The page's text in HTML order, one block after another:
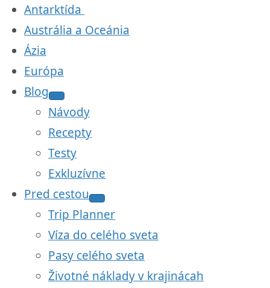
Antarktída
Austrália a Oceánia
Ázia
Európa
Blog
Návody
Recepty
Testy
Exkluzívne
Pred cestou
Trip Planner
Víza do celého sveta
Pasy celého sveta
Životné náklady v krajinácah